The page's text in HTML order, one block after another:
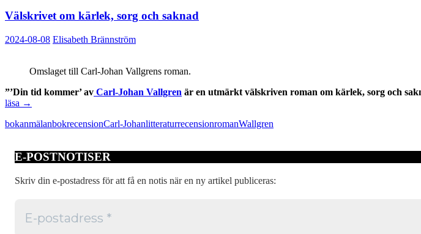
Välskrivet om kärlek, sorg och saknad
2024-08-08 Elisabeth Brännström
Omslaget till Carl-Johan Vallgrens roman.
”’Din tid kommer’ av Carl-Johan Vallgren är en utmärkt välskriven roman om kärlek, sorg och
läsa Välskrivet
kärlek,
saknad
→
bokanmälanbokrecensionCarl-JohanlitteraturrecensionromanWallgren
E-POSTNOTISER
Skriv din e-postadress för att få en notis när en ny artikel publiceras: